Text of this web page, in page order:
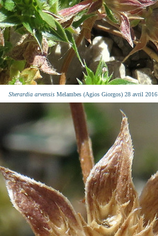
Sherardia arvensis Melambes (Agios Giorgos) 28 avril 2016